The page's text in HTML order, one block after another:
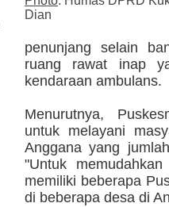
Dian
penunjang selain
ruang rawat inap
kendaraan ambulans.
Menurutnya,
untuk melayani
Anggana yang
"Untuk
memiliki beberapa
di beberapa desa di